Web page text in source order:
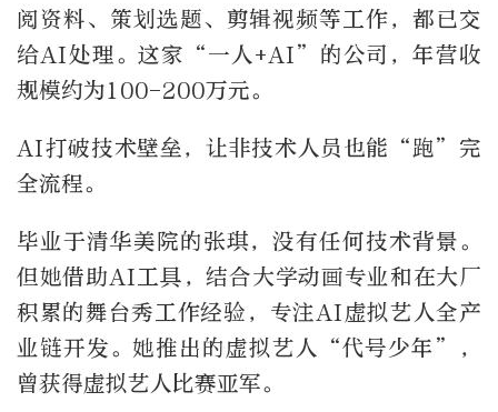
阅资料、策划选题、剪辑视频等工作，都已交
给AI处理。这家“一人+AI”的公司，年营收
规模约为100-200万元。
AI打破技术壁垒，让非技术人员也能“跑”完
全流程。
毕业于清华美院的张琪，没有任何技术背景。
但她借助AI工具，结合大学动画专业和在大厂
积累的舞台秀工作经验，专注AI虚拟艺人全产
业链开发。她推出的虚拟艺人“代号少年”，
曾获得虚拟艺人比赛亚军。